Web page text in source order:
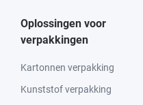
Oplossingen voor
verpakkingen
Kartonnen verpakking
Kunststof verpakking